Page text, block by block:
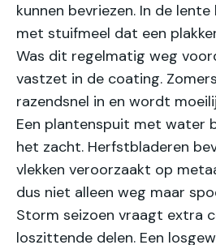
kunnen bevriezen. In de
met stuifmeel dat een
Was dit regelmatig weg
vastzet in de coating.
razendsnel in en wordt
Een plantenspuit met water
het zacht. Herfstbladeren
vlekken veroorzaakt op
dus niet alleen weg maar
Storm seizoen vraagt extra
loszittende delen. Een